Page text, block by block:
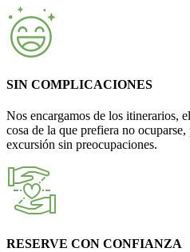
SIN COMPLICACIONES
Nos encargamos de los itinerarios,
cosa de la que prefiera no
excursión sin preocupaciones.
RESERVE CON CONFIANZA